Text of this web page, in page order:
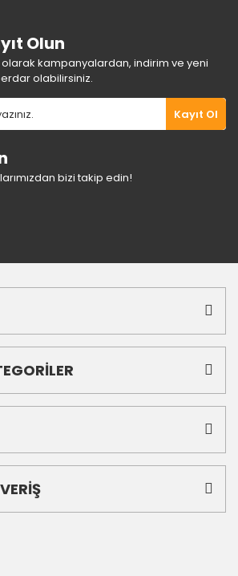
Olun
olarak kampanyalardan, indirim ve yeni
olabilirsiniz.
Kayıt Ol
bizi takip edin!